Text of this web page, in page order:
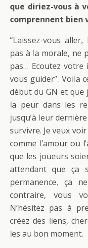
que diriez-vous à
comprennent bien
“Laissez-vous
pas à la morale, ne
pas… Ecoutez votre
vous guider”. Voila
début du GN et que
la peur dans les
jusqu’à leur
survivre. Je veux
comme l’amour ou
que les joueurs
attendant que ça
permanence, ça
contraire, vous
N’hésitez pas à
créez des liens,
les au bon moment.